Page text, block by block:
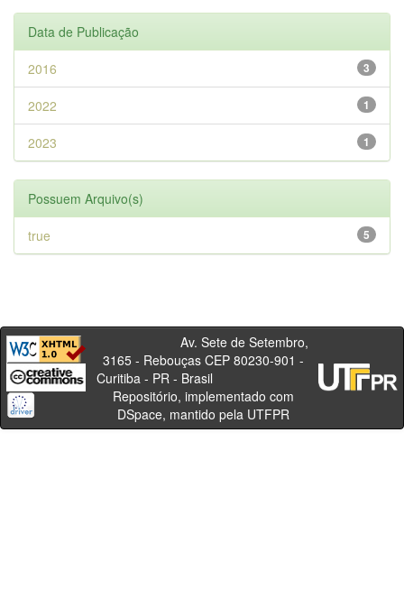
Data de Publicação
3
2016
1
2022
1
2023
Possuem Arquivo(s)
5
true
Av. Sete de Setembro,
3165 - Rebouças CEP 80230-901 -
Curitiba - PR - Brasil
Repositório, implementado com
DSpace, mantido pela UTFPR